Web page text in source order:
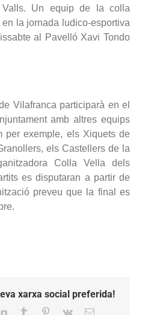
Un equip de la colla
la jornada ludico-esportiva
al Pavelló Xavi Tondo
Vilafranca participarà en el
amb altres equips
per exemple, els Xiquets de
els Castellers de la
Colla Vella dels
es disputaran a partir de
preveu que la final es
xarxa social preferida!
LinkedInTumblr Pinterest
Vk Email: